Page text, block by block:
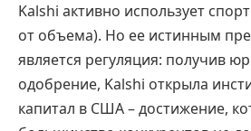
Kalshi активно использует
от объема). Но ее истинным
является регуляция: получив
одобрение, Kalshi открыла
капитал в США – достижение,